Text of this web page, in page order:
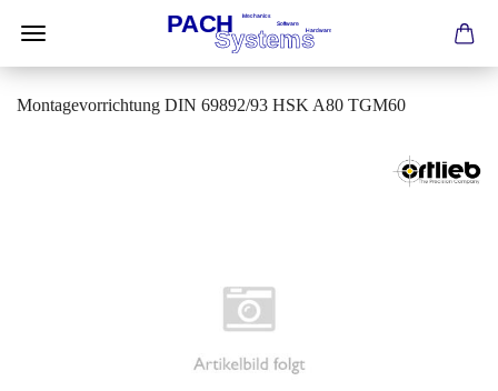
Montagevorrichtung DIN 69892/93 HSK A80 TGM60